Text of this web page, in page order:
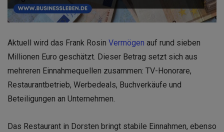
Aktuell wird das Frank Rosin Vermögen auf rund sieben
Millionen Euro geschätzt. Dieser Betrag setzt sich aus
mehreren Einnahmequellen zusammen: TV-Honorare,
Restaurantbetrieb, Werbedeals, Buchverkäufe und
Beteiligungen an Unternehmen.
Das Restaurant in Dorsten bringt stabile Einnahmen, ebenso